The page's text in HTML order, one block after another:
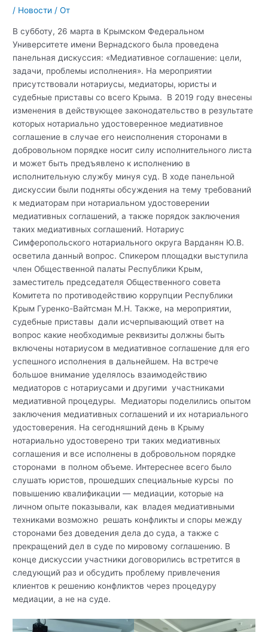
/ Новости / От
В субботу, 26 марта в Крымском Федеральном
Университете имени Вернадского была проведена
панельная дискуссия: «Медиативное соглашение: цели,
задачи, проблемы исполнения». На мероприятии
присутствовали нотариусы, медиаторы, юристы и
судебные приставы со всего Крыма. В 2019 году внесены
изменения в действующее законодательство в результате
которых нотариально удостоверенное медиативное
соглашение в случае его неисполнения сторонами в
добровольном порядке носит силу исполнительного листа
и может быть предъявлено к исполнению в
исполнительную службу минуя суд. В ходе панельной
дискуссии были подняты обсуждения на тему требований
к медиаторам при нотариальном удостоверении
медиативных соглашений, а также порядок заключения
таких медиативных соглашений. Нотариус
Симферопольского нотариального округа Варданян Ю.В.
осветила данный вопрос. Спикером площадки выступила
член Общественной палаты Республики Крым,
заместитель председателя Общественного совета
Комитета по противодействию коррупции Республики
Крым Гуренко-Вайтсман М.Н. Также, на мероприятии,
судебные приставы дали исчерпывающий ответ на
вопрос какие необходимые реквизиты должны быть
включены нотариусом в медиативное соглашение для его
успешного исполнения в дальнейшем. На встрече
большое внимание уделялось взаимодействию
медиаторов с нотариусами и другими участниками
медиативной процедуры. Медиаторы поделились опытом
заключения медиативных соглашений и их нотариального
удостоверения. На сегодняшний день в Крыму
нотариально удостоверено три таких медиативных
соглашения и все исполнены в добровольном порядке
сторонами в полном объеме. Интереснее всего было
слушать юристов, прошедших специальные курсы по
повышению квалификации — медиации, которые на
личном опыте показывали, как владея медиативными
техниками возможно решать конфликты и споры между
сторонами без доведения дела до суда, а также с
прекращений дел в суде по мировому соглашению. В
конце дискуссии участники договорились встретится в
следующий раз и обсудить проблему привлечения
клиентов к решению конфликтов через процедуру
медиации, а не на суде.